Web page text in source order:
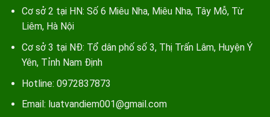
Cơ sở 2 tại HN: Số 6 Miêu Nha, Miêu Nha, Tây Mỗ, Từ
Liêm, Hà Nội
Cơ sở 3 tại NĐ: Tổ dân phố số 3, Thị Trấn Lâm, Huyện Ý
Yên, Tỉnh Nam Định
Hotline: 0972837873
Email: luatvandiem001@gmail.com